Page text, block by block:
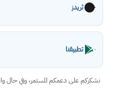
ثريدز
تطبيقنا
نشكركم على دعمكم المستمر، وفي حال